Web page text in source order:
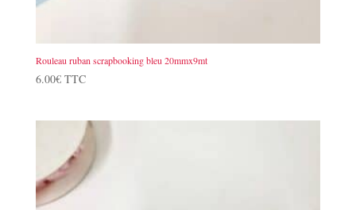
Rouleau ruban scrapbooking bleu 20mmx9mt
6.00€ TTC